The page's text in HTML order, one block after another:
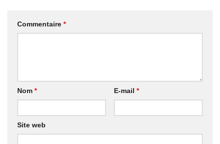
Commentaire *
Nom * E-mail *
Site web